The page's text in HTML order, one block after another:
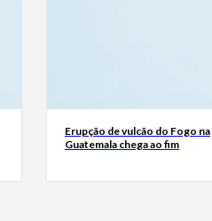
Erupção de vulcão do Fogo na
Guatemala chega ao fim